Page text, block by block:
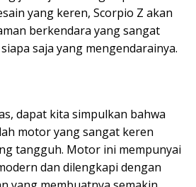
yang keren, Scorpio Z akan
berkendara yang sangat
saja yang mengendarainya.
dapat kita simpulkan bahwa
motor yang sangat keren
tangguh. Motor ini mempunyai
dan dilengkapi dengan